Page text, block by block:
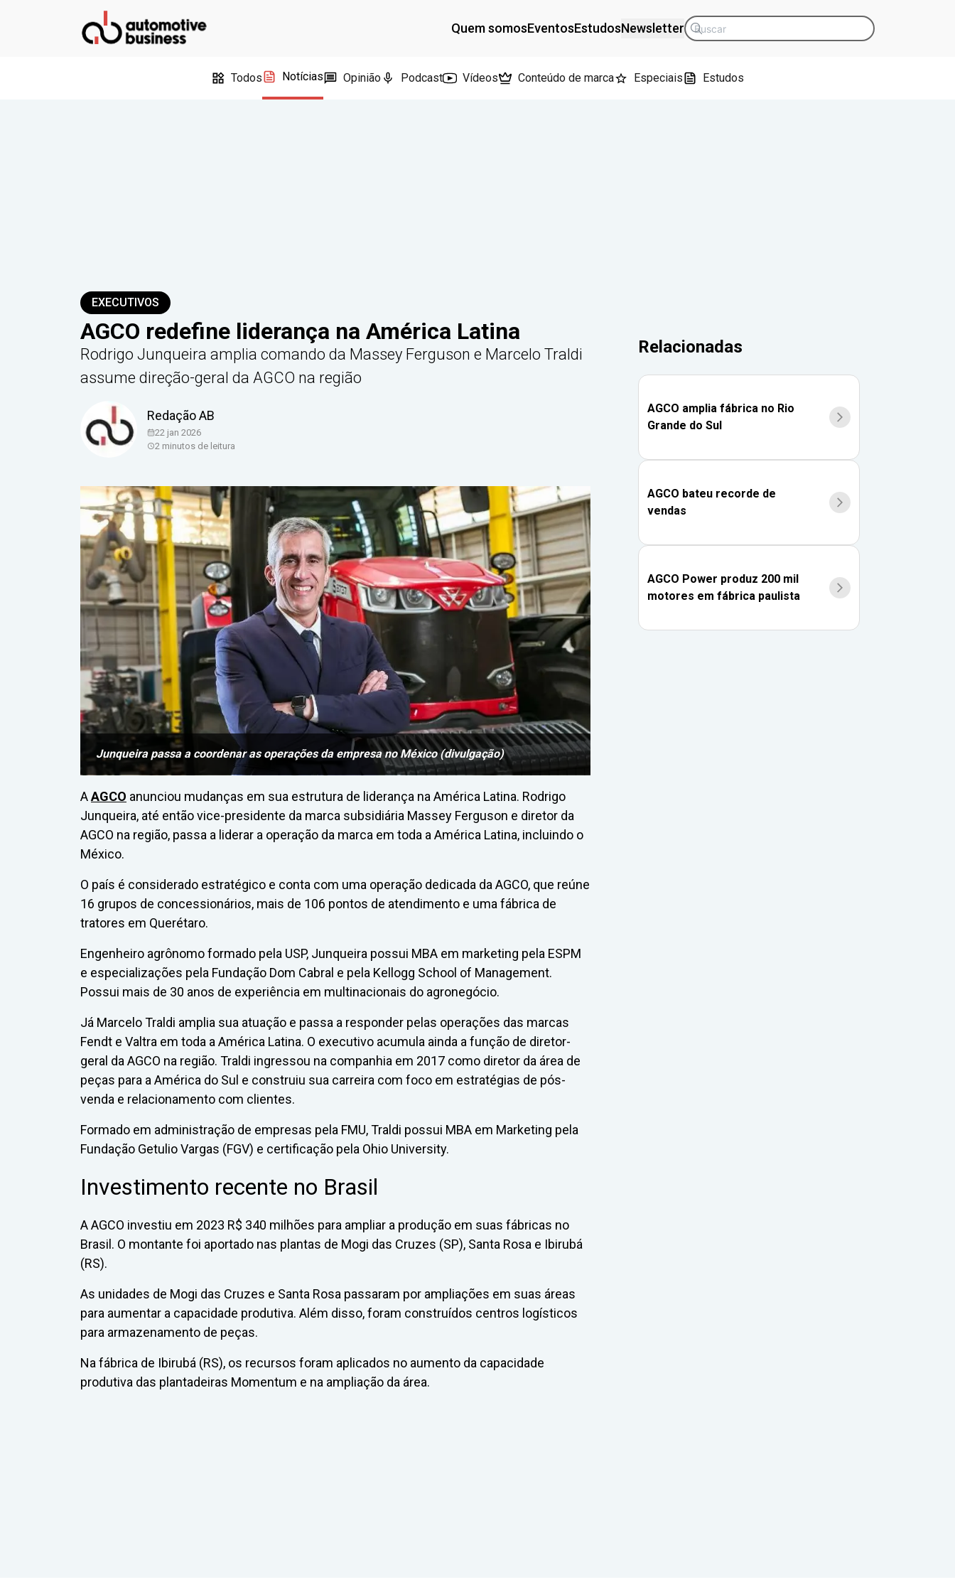
Quem somosEventosEstudosNewsletter
Todos Notícias Opinião Podcast Vídeos Conteúdo de marca Especiais Estudos
EXECUTIVOS
AGCO redefine liderança na América Latina
Rodrigo Junqueira amplia comando da Massey Ferguson e Marcelo Traldi
assume direção-geral da AGCO na região
Redação AB
22 jan 2026
2 minutos de leitura
Junqueira passa a coordenar as operações da empresa no México (divulgação)
AAGCO anunciou mudanças em sua estrutura de liderança na América Latina. Rodrigo
Junqueira, até então vice-presidente da marca subsidiária Massey Ferguson e diretor da
AGCO na região, passa a liderar a operação da marca em toda a América Latina, incluindo o
México.
O país é considerado estratégico e conta com uma operação dedicada da AGCO, que reúne
16 grupos de concessionários, mais de 106 pontos de atendimento e uma fábrica de
tratores em Querétaro.
Engenheiro agrônomo formado pela USP, Junqueira possui MBA em marketing pela ESPM
e especializações pela Fundação Dom Cabral e pela Kellogg School of Management.
Possui mais de 30 anos de experiência em multinacionais do agronegócio.
Já Marcelo Traldi amplia sua atuação e passa a responder pelas operações das marcas
Fendt e Valtra em toda a América Latina. O executivo acumula ainda a função de diretor-
geral da AGCO na região. Traldi ingressou na companhia em 2017 como diretor da área de
peças para a América do Sul e construiu sua carreira com foco em estratégias de pós-
venda e relacionamento com clientes.
Formado em administração de empresas pela FMU, Traldi possui MBA em Marketing pela
Fundação Getulio Vargas (FGV) e certificação pela Ohio University.
Investimento recente no Brasil
A AGCO investiu em 2023 R$ 340 milhões para ampliar a produção em suas fábricas no
Brasil. O montante foi aportado nas plantas de Mogi das Cruzes (SP), Santa Rosa e Ibirubá
(RS).
As unidades de Mogi das Cruzes e Santa Rosa passaram por ampliações em suas áreas
para aumentar a capacidade produtiva. Além disso, foram construídos centros logísticos
para armazenamento de peças.
Na fábrica de Ibirubá (RS), os recursos foram aplicados no aumento da capacidade
produtiva das plantadeiras Momentum e na ampliação da área.
Relacionadas
AGCO amplia fábrica no Rio
Grande do Sul
AGCO bateu recorde de
vendas
AGCO Power produz 200 mil
motores em fábrica paulista